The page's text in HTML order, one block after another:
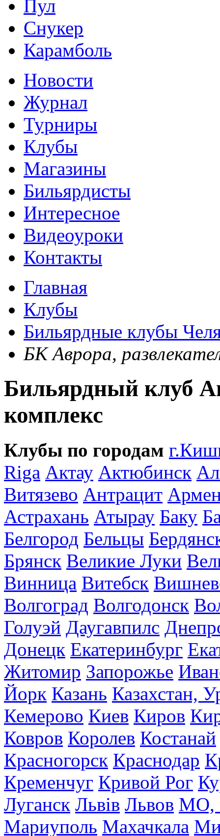
Пул
Снукер
Карамболь
Новости
Журнал
Турниры
Клубы
Магазины
Бильярдисты
Интересное
Видеоуроки
Контакты
Главная
Клубы
Бильярдные клубы
БК Аврора,
Бильярдный клуб
комплекс
Клубы по городам
Riga Актау Актюбинск
Витязево Антрацит
Астрахань Атырау Баку
Белгород Бельцы
Брянск Великие Луки
Винница Витебск
Волгоград Волгодонск
Голуэй Даугавпилс
Донецк Екатеринбург
Житомир Запорожье
Йорк Казань Казахстан,
Кемерово Киев Киров
Ковров Королев Костанай
Красногорск Краснодар
Кременчуг Кривой Рог
Луганск Львів Львов МО,
Мариуполь Махачкала